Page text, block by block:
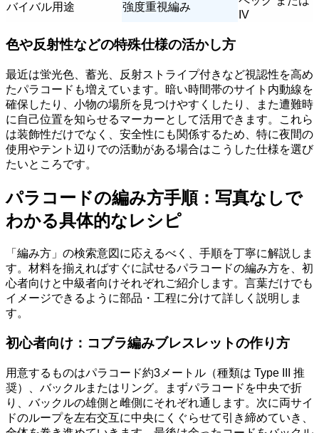
バイバル用途
強度重視編み
IV
色や反射性などの特殊仕様の活かし方
最近は蛍光色、蓄光、反射ストライプ付きなど視認性を高め
たパラコードも増えています。暗い時間帯のサイト内動線を
確保したり、小物の場所を見つけやすくしたり、また遭難時
に自己位置を知らせるマーカーとして活用できます。これら
は装飾性だけでなく、安全性にも関係するため、特に夜間の
使用やテント辺りでの活動がある場合はこうした仕様を選び
たいところです。
パラコードの編み方手順：写真なしで
わかる具体的なレシピ
「編み方」の検索意図に応えるべく、手順を丁寧に解説しま
す。材料を揃えればすぐに試せるパラコードの編み方を、初
心者向けと中級者向けそれぞれご紹介します。言葉だけでも
イメージできるように部品・工程に分けて詳しく説明しま
す。
初心者向け：コブラ編みブレスレットの作り方
用意するものはパラコード約3メートル（種類は Type III 推
奨）、バックルまたはリング。まずパラコードを中央で折
り、バックルの雄側と雌側にそれぞれ通します。次に両サイ
ドのループを左右交互に中央にくぐらせて引き締めていき、